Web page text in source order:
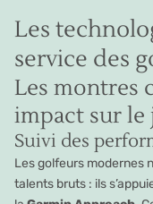
Les
service des
Les montres
impact sur le
Suivi des
Les golfeurs modernes
talents bruts : ils